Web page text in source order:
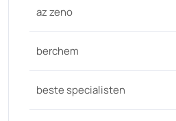
az zeno
berchem
beste specialisten